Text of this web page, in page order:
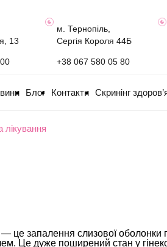
13
м. Тернопіль,
Сергія Короля 44Б
+38 067 580 05 80
Блог Контакти Скринінг
лікування
це запалення слизової оболонки
Це дуже поширений стан у